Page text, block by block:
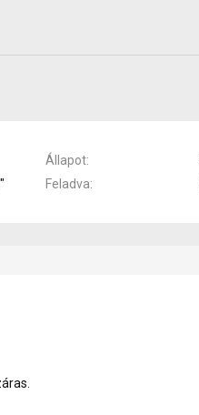
Állapot
Feladva